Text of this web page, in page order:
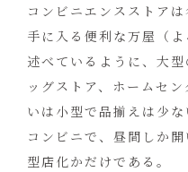
コンビニエンスストア
手に入る便利な万屋（
述べているように、大
ッグストア、ホームセ
いは小型で品揃えは少
コンビニで、昼間しか
型店化かだけである。